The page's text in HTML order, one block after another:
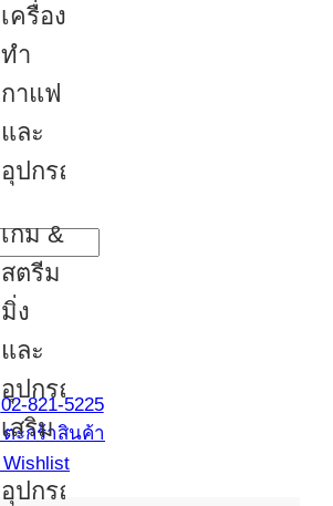
เครื่อง
ทำ
กาแฟ
และ
อุปกรณ์
เกม &
สตรีม
มิ่ง
และ
อุปกรณ์
เสริม
อุปกรณ์
02-821-5225
ตะกร้าสินค้า
Wishlist